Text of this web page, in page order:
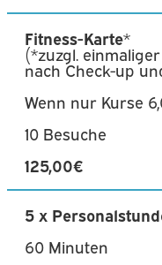
Fitness-Karte*
(*zuzgl.
nach Check-up
Wenn nur Kurse
10 Besuche
125,00€
5 x
60 Minuten